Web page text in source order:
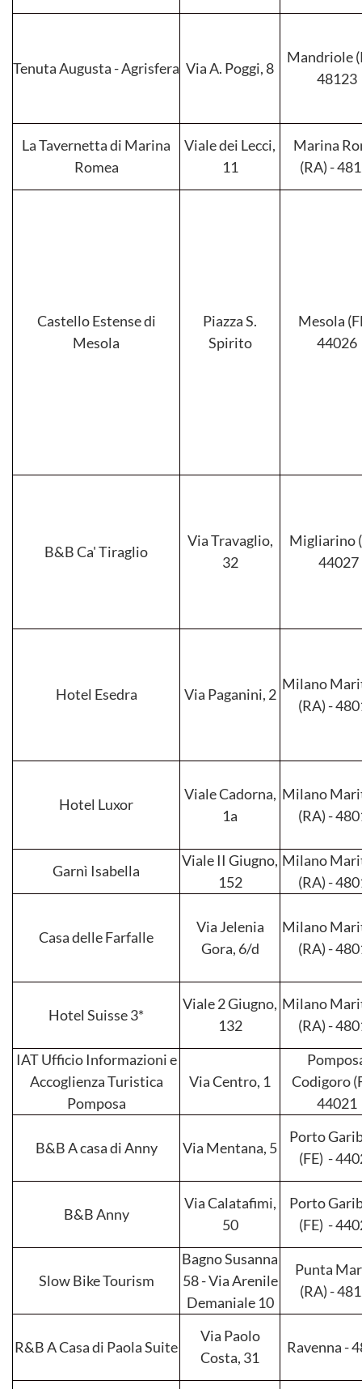
Tenuta Augusta - Agrisfera Via A. Poggi, 8
Mandriole
48123
La Tavernetta di Marina
Romea
Viale dei Lecci,
11
Marina
(RA) -
Castello Estense di
Mesola
Piazza S.
Spirito
Mesola
44026
B&B Ca' Tiraglio
Via Travaglio,
32
Migliarino
44027
Hotel Esedra Via Paganini, 2
Milano
(RA) -
Hotel Luxor
Viale Cadorna,
1a
Milano
(RA) -
Garnì Isabella
Viale II Giugno,
152
Milano
(RA) -
Casa delle Farfalle
Via Jelenia
Gora, 6/d
Milano
(RA) -
Hotel Suisse 3*
Viale 2 Giugno,
132
Milano
(RA) -
IAT Ufficio Informazioni e
Accoglienza Turistica
Pomposa
Via Centro, 1
Codigoro
44021
B&B A casa di Anny Via Mentana, 5
Porto
(FE) -
B&B Anny
Via Calatafimi,
50
Porto
(FE) -
Slow Bike Tourism
Bagno Susanna
58 - Via Arenile
Demaniale 10
Punta
(RA) -
R&B A Casa di Paola Suite
Via Paolo
Costa, 31
Ravenna -